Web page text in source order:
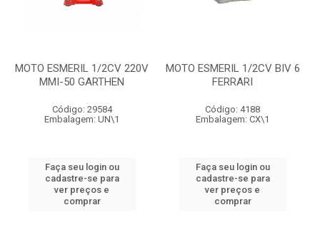
MOTO ESMERIL 1/2CV 220V
MMI-50 GARTHEN
Código: 29584
Embalagem: UN\1
Faça seu login ou
cadastre-se para
ver preços e
comprar
MOTO ESMERIL 1/2CV BIV 6
FERRARI
Código: 4188
Embalagem: CX\1
Faça seu login ou
cadastre-se para
ver preços e
comprar